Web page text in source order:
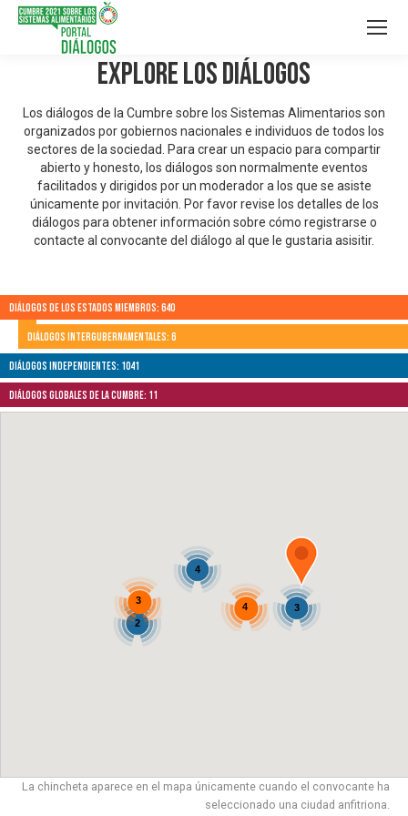
Explore los Diálogos
Los diálogos de la Cumbre sobre los Sistemas Alimentarios son
organizados por gobiernos nacionales e individuos de todos los
sectores de la sociedad. Para crear un espacio para compartir
abierto y honesto, los diálogos son normalmente eventos
facilitados y dirigidos por un moderador a los que se asiste
únicamente por invitación. Por favor revise los detalles de los
diálogos para obtener información sobre cómo registrarse o
contacte al convocante del diálogo al que le gustaria asisitir.
Diálogos de los Estados Miembros: 640
Diálogos Intergubernamentales: 6
Diálogos independientes: 1041
Diálogos globales de la Cumbre: 11
4
3
2
4
3
La chincheta aparece en el mapa únicamente cuando el convocante ha
seleccionado una ciudad anfitriona.